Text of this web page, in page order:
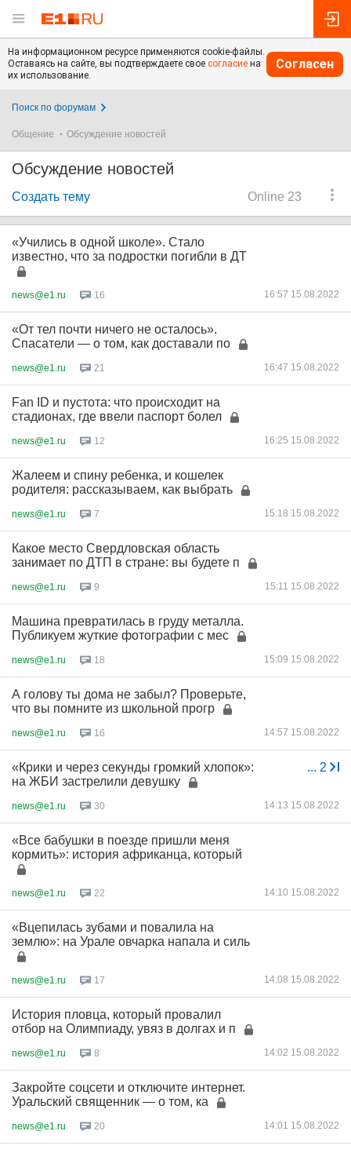
На информационном ресурсе применяются cookie-файлы.
Оставаясь на сайте, вы подтверждаете свое согласие на
их использование.
Согласен
Поиск по форумам
Общение Обсуждение новостей
Обсуждение новостей
Online 23
Создать тему
«Учились в одной школе». Стало
известно, что за подростки погибли в ДТ
news@e1.ru 16 16:57 15.08.2022
«От тел почти ничего не осталось».
Спасатели — о том, как доставали по
news@e1.ru 21 16:47 15.08.2022
Fan ID и пустота: что происходит на
стадионах, где ввели паспорт болел
news@e1.ru 12 16:25 15.08.2022
Жалеем и спину ребенка, и кошелек
родителя: рассказываем, как выбрать
news@e1.ru 7 15:18 15.08.2022
Какое место Свердловская область
занимает по ДТП в стране: вы будете п
news@e1.ru 9 15:11 15.08.2022
Машина превратилась в груду металла.
Публикуем жуткие фотографии с мес
news@e1.ru 18 15:09 15.08.2022
А голову ты дома не забыл? Проверьте,
что вы помните из школьной прогр
news@e1.ru 16 14:57 15.08.2022
... 2
«Крики и через секунды громкий хлопок»:
на ЖБИ застрелили девушку
news@e1.ru 30 14:13 15.08.2022
«Все бабушки в поезде пришли меня
кормить»: история африканца, который
news@e1.ru 22 14:10 15.08.2022
«Вцепилась зубами и повалила на
землю»: на Урале овчарка напала и силь
news@e1.ru 17 14:08 15.08.2022
История пловца, который провалил
отбор на Олимпиаду, увяз в долгах и п
news@e1.ru 8 14:02 15.08.2022
Закройте соцсети и отключите интернет.
Уральский священник — о том, ка
news@e1.ru 20 14:01 15.08.2022